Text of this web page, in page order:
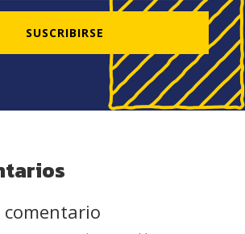
SUSCRIBIRSE
comentario